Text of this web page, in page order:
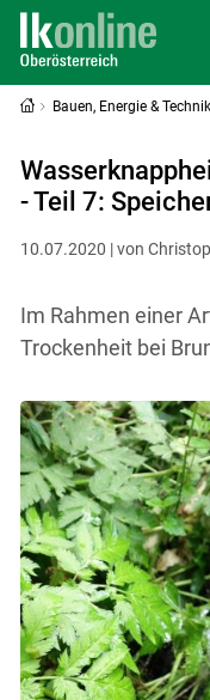
Bauen, Energie & Technik
- Teil 7:
10.07.2020 | von
Im Rahmen einer
Trockenheit bei